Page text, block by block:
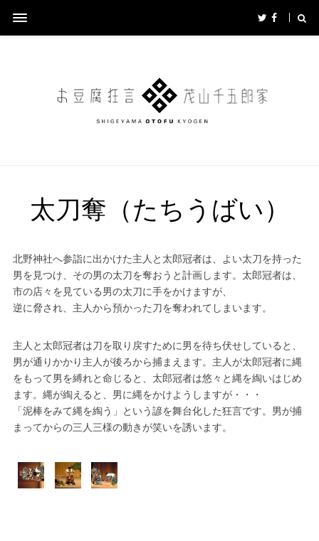
太刀奪（たちうばい）
北野神社へ参詣に出かけた主人と太郎冠者は、よい太刀を持った
男を見つけ、その男の太刀を奪おうと計画します。太郎冠者は、
市の店々を見ている男の太刀に手をかけますが、
逆に脅され、主人から預かった刀を奪われてしまいます。
主人と太郎冠者は刀を取り戻すために男を待ち伏せしていると、
男が通りかかり主人が後ろから捕まえます。主人が太郎冠者に縄
をもって男を縛れと命じると、太郎冠者は悠々と縄を綯いはじめ
ます。縄が綯えると、男に縄をかけようしますが・・・
「泥棒をみて縄を綯う」という諺を舞台化した狂言です。男が捕
まってからの三人三様の動きが笑いを誘います。